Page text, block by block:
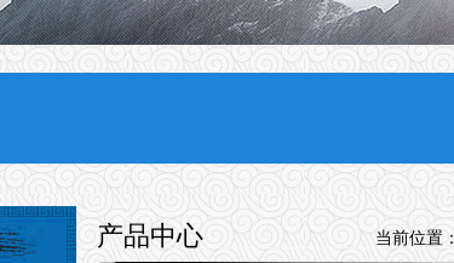
产品中心 当前位置：